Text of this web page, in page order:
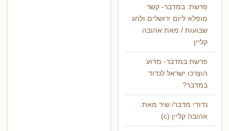
פרשת: במדבר- קשר
מופלא ליום ירושלים ולחג
שבועות / מאת אהובה
קליין
פרשת במדבר- מדוע
הוצרכו ישראל לנדוד
במדבר?
נדודי מדבר/ שיר מאת:
אהובה קליין (c)